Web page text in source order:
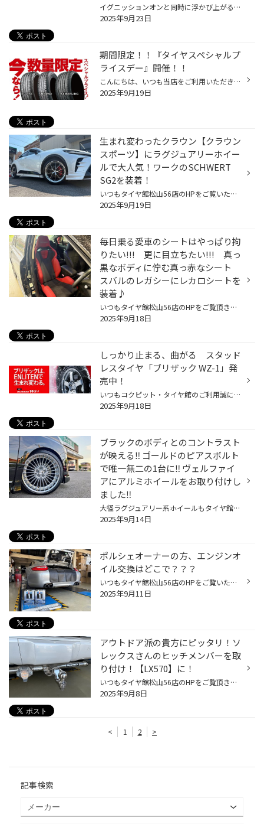
イグニッションオンと同時に浮かび上がる【HIACE】 これがアルパインが売れる理由かも？？？ いつもタイヤ館松山56店のHPをご覧いただき誠にありがとうございます！ さて本日は、当店のHP内でたびたび登場するハイエースの記事をご覧いただき ご来店くださった新規のお客様♪ 新しく購入したハイエー...
2025年9月23日
期間限定！！『タイヤスペシャルプ
ライスデー』開催！！
こんにちは、いつも当店をご利用いただきましてありがとうございます。 本日より、コクピット・タイヤ館におきまして、 期間限定！ サイズ限定！！ 数量限定！！！ お得にお買い求めいただける、「タイヤスペシャルプライスデー」がスタートします！ お得なタイヤのご紹介！！ ワゴンR、N-BOX、タン...
2025年9月19日
生まれ変わったクラウン【クラウン
スポーツ】にラグジュアリーホイー
ルで大人気！ワークのSCHWERT
SG2を装着！
いつもタイヤ館松山56店のHPをご覧いただき誠にありがとうございます！ 本日は新しく生まれ変わったクラウンスポーツのホイールを交換したので そのご報告です！ 今回のクラウンから、今までと大きくモデルチェンジされましたクラウンシリーズ 50歳以上（勝手な判断でスミマセン）のクラウンファン...
2025年9月19日
毎日乗る愛車のシートはやっぱり拘
りたい!!! 更に目立ちたい!!! 真っ
黒なボディに佇む真っ赤なシート
スバルのレガシーにレカロシートを
装着♪
いつもタイヤ館松山56店のHPをご覧頂き誠に有難うございます！ 本日は、日本を代表するスポーツセダン スバルのレガシーに レカロさんのスポーツシート【RECARO SR-S】を取り付けました！ 本日のオーナー様は、愛車であるレガシーで通勤と休日にはドライブが大好き！ ロングドライブでは200キロ300...
2025年9月18日
しっかり止まる、曲がる スタッド
レスタイヤ「ブリザック WZ-1」発
売中！
いつもコクピット・タイヤ館のご利用誠にありがとうございます。 今回は、9月より発売となった、商品設計基盤技術「ENLITEN」を搭載した, 乗用車用スタッドレスタイヤ「BLIZZAK WZ-1」についてご紹介いたします。 冬道の安心・安全を支える3つの特徴 しっかり止まる、曲がる「ブリザックWZ-1」の製...
2025年9月18日
ブラックのボディとのコントラスト
が映える‼︎ ゴールドのピアスボルト
で唯一無二の1台に‼︎ ヴェルファイ
アにアルミホイールをお取り付けし
ました‼︎
大径ラグジュアリー系ホイールもタイヤ館松山56にお任せください!! 皆さんこんにちは！ ワークホイールといえばタイヤ館松山56‼︎ タイヤ館松山56店のホームページをご覧いただき 誠に有難う御座います★ 今回ご来店頂いたヴェルファイアのお客様、 「車高調いれて車高も下げたので、 最後ホイールで...
2025年9月14日
ポルシェオーナーの方、エンジンオ
イル交換はどこで？？？
いつもタイヤ館松山56店のHPをご覧いただき誠にありがとうございます！ 本日は世界を代表するスポーツカー【ポルシェ カレラS】のオイル交換です。 記事のタイトルの答えですが ポルシェオーナーの皆様！エンジンオイル交換は タイヤ館松山56店でも出来ますよ！ 今回使用するオイルがこちら！ 【Mob...
2025年9月11日
アウトドア派の貴方にピッタリ！ソ
レックスさんのヒッチメンバーを取
り付け！【LX570】に！
いつもタイヤ館松山56店のHPをご覧頂き誠にありがとうございます！ 今日はアウトドア派にピッタリのアイテム ヒッチメンバーのご紹介です！ 今回は【ソレックス】さんのステンレス製のヒッチメンバーです！ そもそもヒッチメンバーとは？という人もいるので軽く触れておきますね！ 例えば、ボートや...
2025年9月8日
< 1 2 >
記事検索